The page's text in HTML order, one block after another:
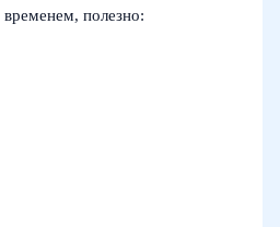
временем, полезно: